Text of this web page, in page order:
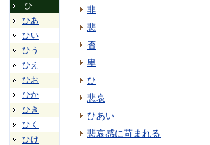
ひ
ひあ
ひい
ひう
ひえ
ひお
ひか
ひき
ひく
ひけ
非
悲
否
卑
ひ
悲哀
ひあい
悲哀感に苛まれる